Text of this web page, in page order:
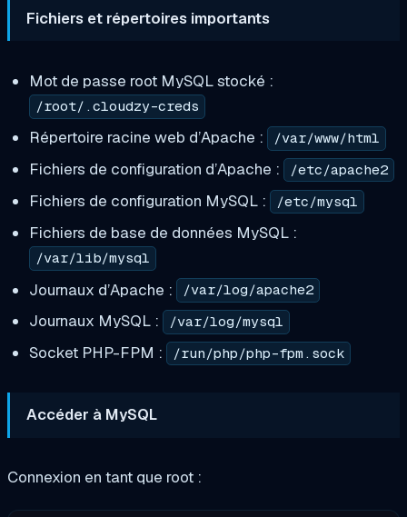
Fichiers et répertoires importants
Mot de passe root MySQL stocké :
/root/.cloudzy-creds
Répertoire racine web d’Apache : /var/www/html
Fichiers de configuration d’Apache : /etc/apache2
Fichiers de configuration MySQL : /etc/mysql
Fichiers de base de données MySQL :
/var/lib/mysql
Journaux d’Apache : /var/log/apache2
Journaux MySQL : /var/log/mysql
Socket PHP-FPM : /run/php/php-fpm.sock
Accéder à MySQL
Connexion en tant que root :